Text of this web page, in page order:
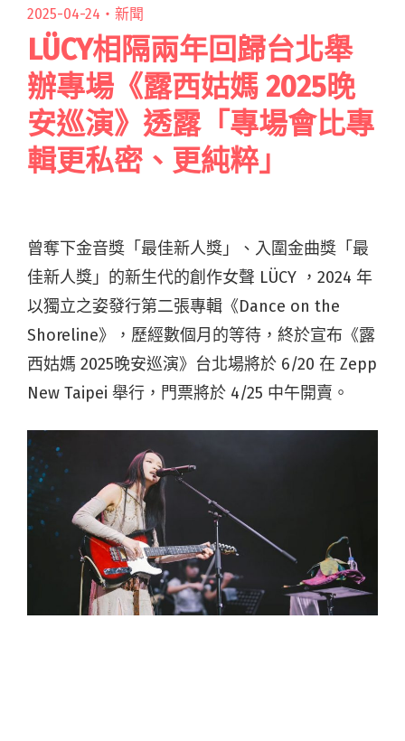
2025-04-24・ 新聞
LÜCY相隔兩年回歸台北舉
辦專場《露西姑媽 2025晚
安巡演》透露「專場會比專
輯更私密、更純粹」
曾奪下金音獎「最佳新人獎」、入圍金曲獎「最
佳新人獎」的新生代的創作女聲 LÜCY ，2024 年
以獨立之姿發行第二張專輯《Dance on the
Shoreline》，歷經數個月的等待，終於宣布 《露
西姑媽 2025晚安巡演》台北場將於 6/20 在 Zepp
New Taipei 舉行，門票將於 4/25 中午開賣。